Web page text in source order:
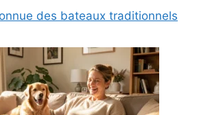
des bateaux traditionnels